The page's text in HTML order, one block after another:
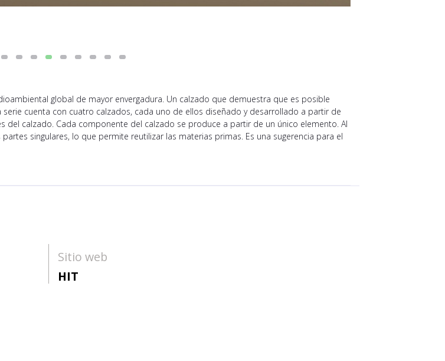
global de mayor envergadura. Un calzado que demuestra que es posible
cuenta con cuatro calzados, cada uno de ellos diseñado y desarrollado a partir de
calzado. Cada componente del calzado se produce a partir de un único elemento. Al
singulares, lo que permite reutilizar las materias primas. Es una sugerencia para el
Sitio web
HIT